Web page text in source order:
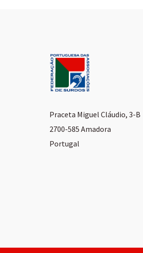
Praceta Miguel Cláudio, 3-B
2700-585 Amadora
Portugal